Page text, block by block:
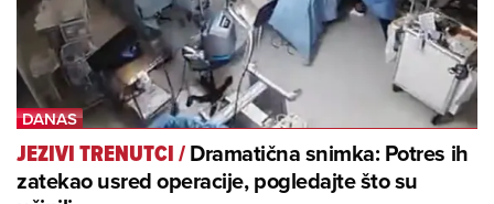
JEZIVI TRENUTCI/Dramatična snimka: Potres ih
zatekao usred operacije, pogledajte što su